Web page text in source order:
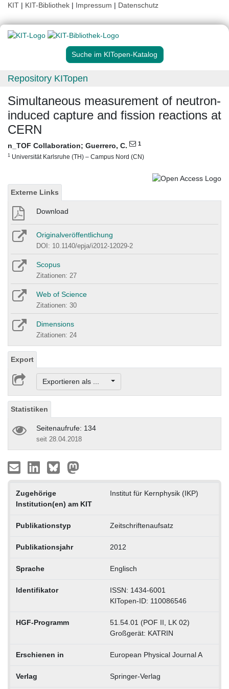
KIT | KIT-Bibliothek | Impressum | Datenschutz
Suche im KITopen-Katalog
Repository KITopen
Simultaneous measurement of neutron-
induced capture and fission reactions at
CERN
n_TOF Collaboration; Guerrero, C. 1
1 Universität Karlsruhe (TH) – Campus Nord (CN)
Externe Links
Download
Originalveröffentlichung
DOI: 10.1140/epja/i2012-12029-2
Scopus
Zitationen: 27
Web of Science
Zitationen: 30
Dimensions
Zitationen: 24
Export
Exportieren als ...
Statistiken
Seitenaufrufe: 134
seit 28.04.2018
Zugehörige
Institution(en) am KIT
Institut für Kernphysik (IKP)
Publikationstyp Zeitschriftenaufsatz
Publikationsjahr 2012
Sprache Englisch
Identifikator
ISSN: 1434-6001
KITopen-ID: 110086546
HGF-Programm
51.54.01 (POF II, LK 02)
Großgerät: KATRIN
Erschienen in European Physical Journal A
Verlag Springer-Verlag